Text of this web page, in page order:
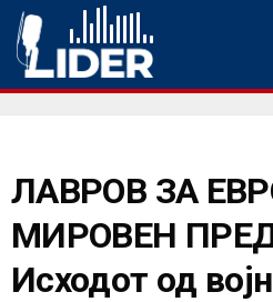
ЛАВРОВ ЗА
МИРОВЕН
Исходот од